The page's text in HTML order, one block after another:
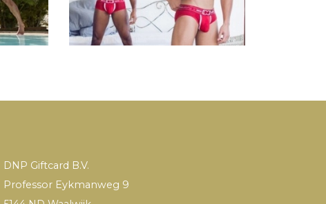
DNP Giftcard B.V.
Professor Eykmanweg 9